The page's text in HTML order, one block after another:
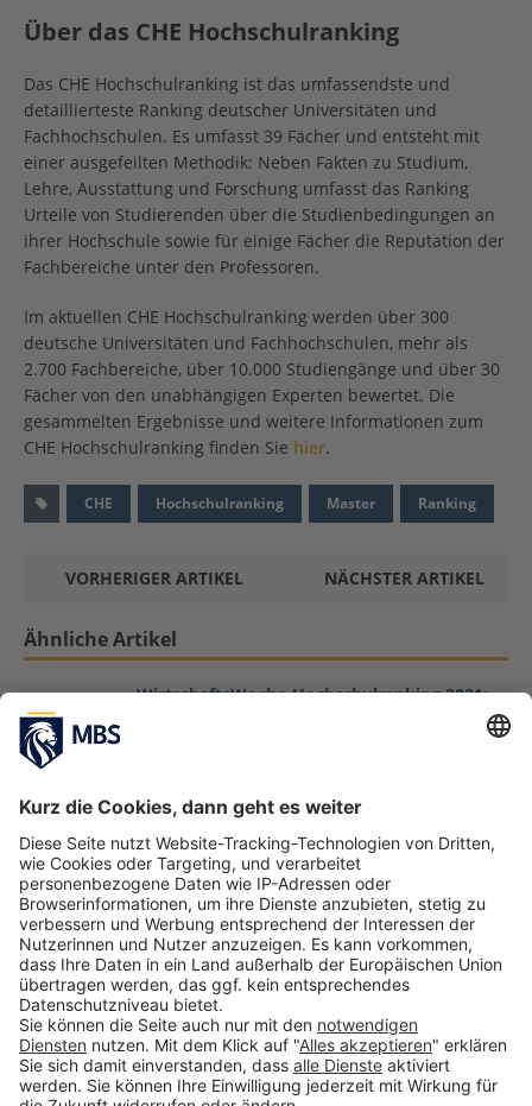
Über das CHE Hochschulranking
Das CHE Hochschulranking ist das umfassendste und
detaillierteste Ranking deutscher Universitäten und
Fachhochschulen. Es umfasst 39 Fächer und entsteht mit
einer ausgefeilten Methodik: Neben Fakten zu Studium,
Lehre, Ausstattung und Forschung umfasst das Ranking
Urteile von Studierenden über die Studienbedingungen an
ihrer Hochschule sowie für einige Fächer die Reputation der
Fachbereiche unter den Professoren.
Im aktuellen CHE Hochschulranking werden über 300
deutsche Universitäten und Fachhochschulen, mehr als
2.700 Fachbereiche, über 10.000 Studiengänge und über 30
Fächer von den unabhängigen Experten bewertet. Die
gesammelten Ergebnisse und weitere Informationen zum
CHE Hochschulranking finden Sie hier.
CHE Hochschulranking Master Ranking
VORHERIGER ARTIKEL NÄCHSTER ARTIKEL
Ähnliche Artikel
WirtschaftsWoche-Hochschulranking 2021:
Munich Business School erstmals in QS
World University Rankings vertreten
September 25, 2018
Globales Hochschulranking U-Multirank
2018: Munich Business School erneut
Deutschlands beste private Fachhochschule
für „Business Studies“
Juni 8, 2018